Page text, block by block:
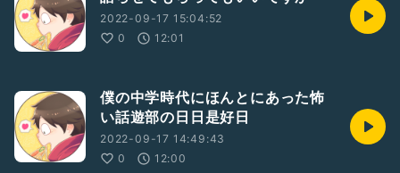
2022-09-17 15:04:52
0
12:01
僕の中学時代にほんとにあった怖
い話遊部の日日是好日
2022-09-17 14:49:43
0
12:00